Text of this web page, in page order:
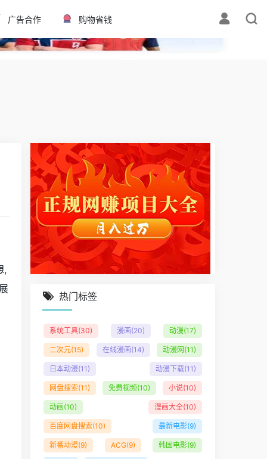
✕
广告合作 购物省钱
,
热门标签
系统工具(30) 漫画(20) 动漫(17)
二次元(15) 在线漫画(14) 动漫网 (11)
日本动漫(11) 动漫下载(11)
网盘搜索(11) 免费视频(10) 小说(10)
动画(10) 漫画大全(10)
百度网盘搜索(10) 最新电影(9)
新番动漫(9) ACG(9) 韩国电影(9)